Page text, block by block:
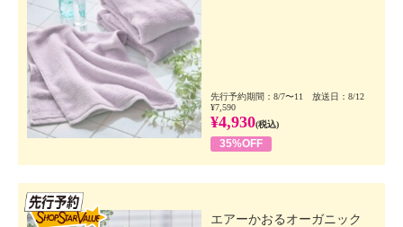
先行予約期間：8/7〜11 放送日：8/12
¥7,590
¥4,930(税込)
35%OFF
エアーかおるオーガニック